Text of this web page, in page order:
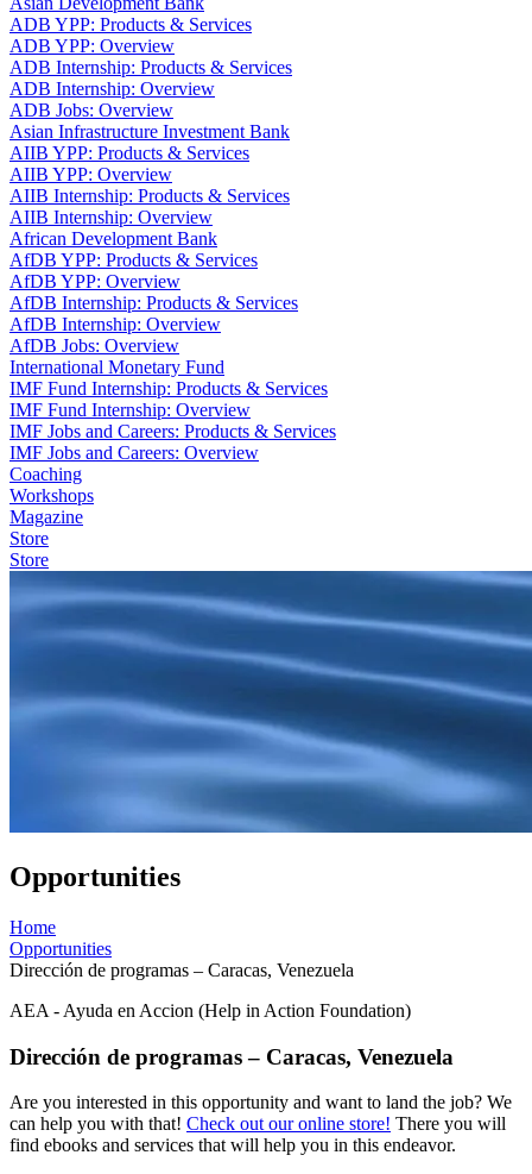
ADB YPP: Products & Services
ADB YPP: Overview
ADB Internship: Products & Services
ADB Internship: Overview
ADB Jobs: Overview
Asian Infrastructure Investment Bank
AIIB YPP: Products & Services
AIIB YPP: Overview
AIIB Internship: Products & Services
AIIB Internship: Overview
African Development Bank
AfDB YPP: Products & Services
AfDB YPP: Overview
AfDB Internship: Products & Services
AfDB Internship: Overview
AfDB Jobs: Overview
International Monetary Fund
IMF Fund Internship: Products & Services
IMF Fund Internship: Overview
IMF Jobs and Careers: Products & Services
IMF Jobs and Careers: Overview
Coaching
Workshops
Magazine
Store
Store
Opportunities
Home
Opportunities
Dirección de programas – Caracas, Venezuela
AEA - Ayuda en Accion (Help in Action Foundation)
Dirección de programas – Caracas, Venezuela
Are you interested in this opportunity and want to land the job? We
can help you with that! Check out our online store! There you will
find ebooks and services that will help you in this endeavor.